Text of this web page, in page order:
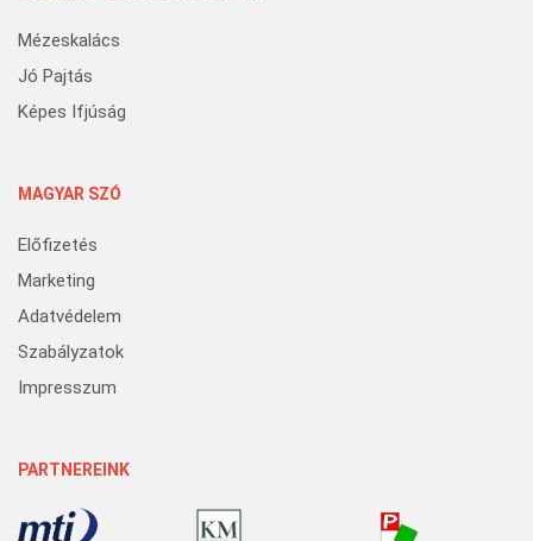
Mézeskalács
Jó Pajtás
Képes Ifjúság
MAGYAR SZÓ
Előfizetés
Marketing
Adatvédelem
Szabályzatok
Impresszum
PARTNEREINK